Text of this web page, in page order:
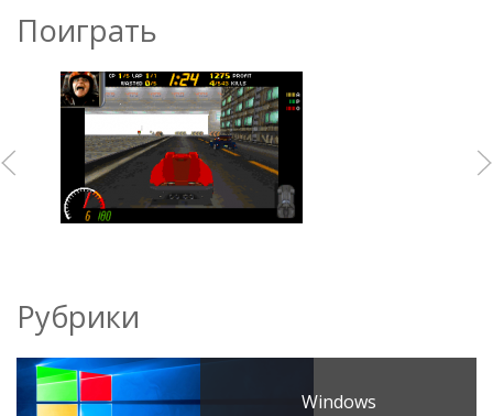
Поиграть
Рубрики
Windows